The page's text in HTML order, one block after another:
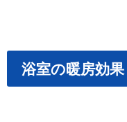
浴室の暖房効果